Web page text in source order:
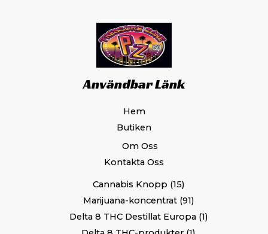
Användbar Länk
Hem
Butiken
Om Oss
Kontakta Oss
Cannabis Knopp 15
Marijuana-koncentrat 91
Delta 8 THC Destillat Europa 1